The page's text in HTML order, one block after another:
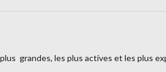
grandes, les plus actives et les plus